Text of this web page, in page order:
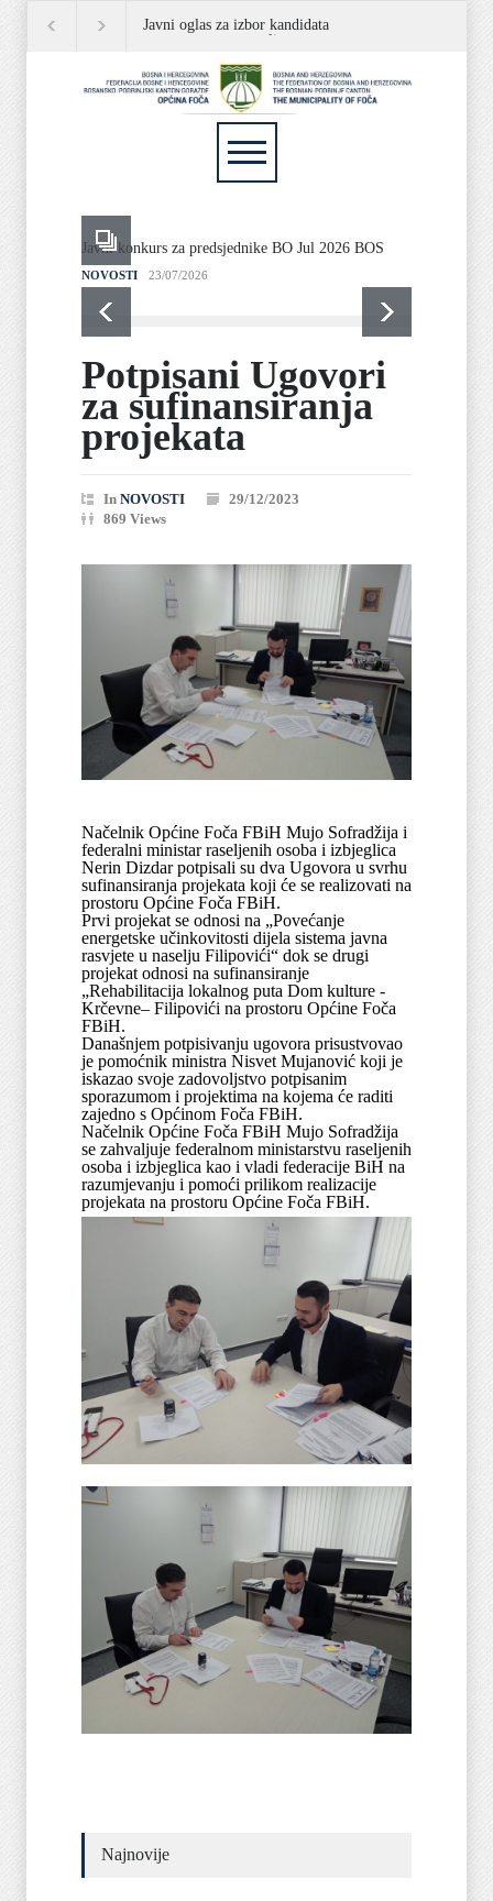
Javni oglas za izbor kandidata
za popunu rezervne liste
Javni konkurs za predsjednike BO Jul 2026 BOS
NOVOSTI 23/07/2026
Potpisani Ugovori
za sufinansiranja
projekata
In NOVOSTI
29/12/2023
869 Views
Načelnik Općine Foča FBiH Mujo Sofradžija i
federalni ministar raseljenih osoba i izbjeglica
Nerin Dizdar potpisali su dva Ugovora u svrhu
sufinansiranja projekata koji će se realizovati na
prostoru Općine Foča FBiH.
Prvi projekat se odnosi na „Povećanje
energetske učinkovitosti dijela sistema javna
rasvjete u naselju Filipovići“ dok se drugi
projekat odnosi na sufinansiranje
„Rehabilitacija lokalnog puta Dom kulture -
Krčevne– Filipovići na prostoru Općine Foča
FBiH.
Današnjem potpisivanju ugovora prisustvovao
je pomoćnik ministra Nisvet Mujanović koji je
iskazao svoje zadovoljstvo potpisanim
sporazumom i projektima na kojema će raditi
zajedno s Općinom Foča FBiH.
Načelnik Općine Foča FBiH Mujo Sofradžija
se zahvaljuje federalnom ministarstvu raseljenih
osoba i izbjeglica kao i vladi federacije BiH na
razumjevanju i pomoći prilikom realizacije
projekata na prostoru Općine Foča FBiH.
Najnovije